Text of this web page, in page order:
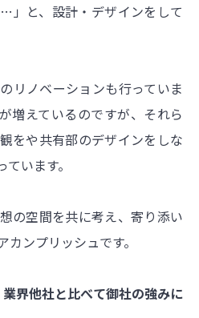
」と、設計・デザインをして
リノベーションも行っていま
増えているのですが、それら
をや共有部のデザインをしな
います。
の空間を共に考え、寄り添い
ンプリッシュです。
界他社と比べて御社の強みに